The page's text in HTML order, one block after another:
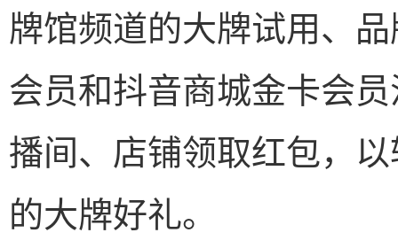
牌馆频道的大牌试用、
会员和抖音商城金卡会
播间、店铺领取红包，
的大牌好礼。